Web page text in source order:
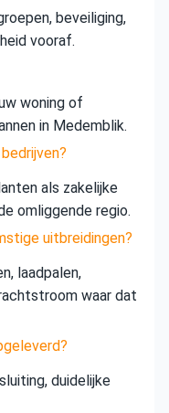
beveiliging,
vooraf.
woning of
in Medemblik.
als zakelijke
omliggende regio.
uitbreidingen?
laadpalen,
waar dat
duidelijke